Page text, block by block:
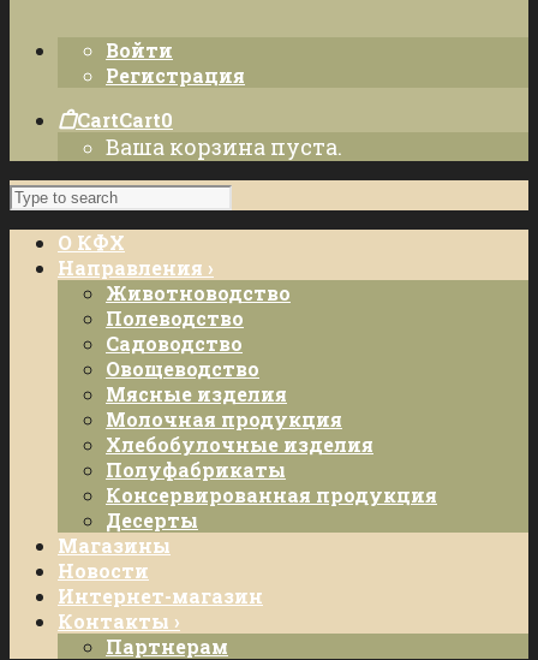
Войти
Регистрация
CartCart0
Ваша корзина пуста.
О КФХ
Направления ›
Животноводство
Полеводство
Садоводство
Овощеводство
Мясные изделия
Молочная продукция
Хлебобулочные изделия
Полуфабрикаты
Консервированная продукция
Десерты
Магазины
Новости
Интернет-магазин
Контакты ›
Партнерам